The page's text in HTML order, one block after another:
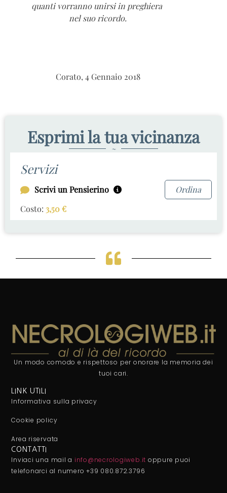
quanti vorranno unirsi in preghiera
nel suo ricordo.
Corato, 4 Gennaio 2018
Esprimi la tua vicinanza
~
Servizi
Scrivi un Pensierino
Ordina
Costo: 3,50€
Un modo comodo e rispettoso per onorare la memoria dei
tuoi cari.
LINK UTILI
Informativa sulla privacy
Cookie policy
Area riservata
CONTATTI
Inviaci una mail a info@necrologiweb.it oppure puoi
telefonarci al numero +39 080.872.3796